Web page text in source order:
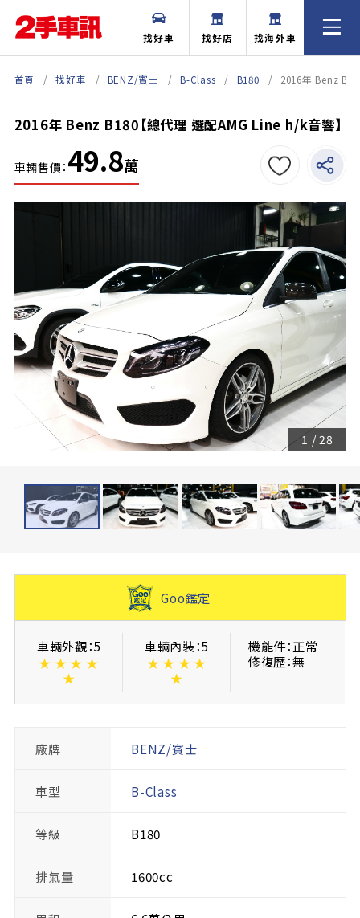
找好車 找好店 找海外車
首頁 找好車 BENZ/賓士 B-Class B180 2016年 Benz
2016年 Benz B180【總代理 選配AMG Line h/k音響】
車輛售價： 49.8萬
1 /28
Goo鑑定
車輛外觀：5
★ ★ ★ ★
★
車輛內裝：5
★ ★ ★ ★
★
機能件：正常
修復歴：無
廠牌 BENZ/賓士
車型 B-Class
等級 B180
排氣量 1600cc